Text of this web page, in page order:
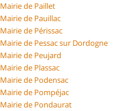
Mairie de Paillet
Mairie de Pauillac
Mairie de Périssac
Mairie de Pessac sur Dordogne
Mairie de Peujard
Mairie de Plassac
Mairie de Podensac
Mairie de Pompéjac
Mairie de Pondaurat